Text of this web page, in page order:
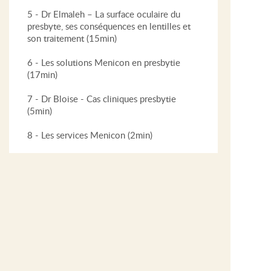
5 - Dr Elmaleh – La surface oculaire du
presbyte, ses conséquences en lentilles et
son traitement (15min)
6 - Les solutions Menicon en presbytie
(17min)
7 - Dr Bloise - Cas cliniques presbytie
(5min)
8 - Les services Menicon (2min)